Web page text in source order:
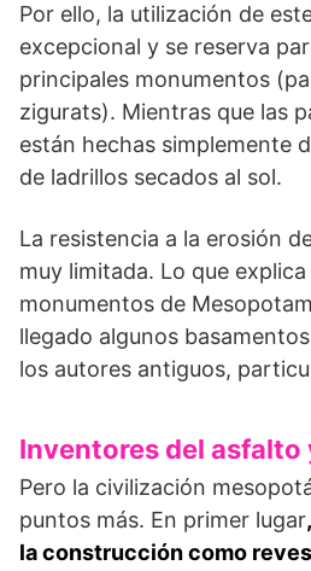
Por ello, la utilización de
excepcional y se reserva
principales monumentos
zigurats). Mientras que las
están hechas simple­mente
de ladrillos seca­dos al sol.
La resistencia a la erosión
muy limitada. Lo que
monumentos de
llegado algunos
los autores antiguos,
Inventores del asfalto
Pero la civilización
puntos más. En primer lugar
la construcción como